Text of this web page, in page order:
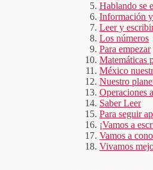
Hablando se
Información
Leer y
Los números
Para empezar
Matemáticas
México
Nuestro
Operaciones
Saber Leer
Para seguir
¡Vamos a
Vamos a
Vivamos